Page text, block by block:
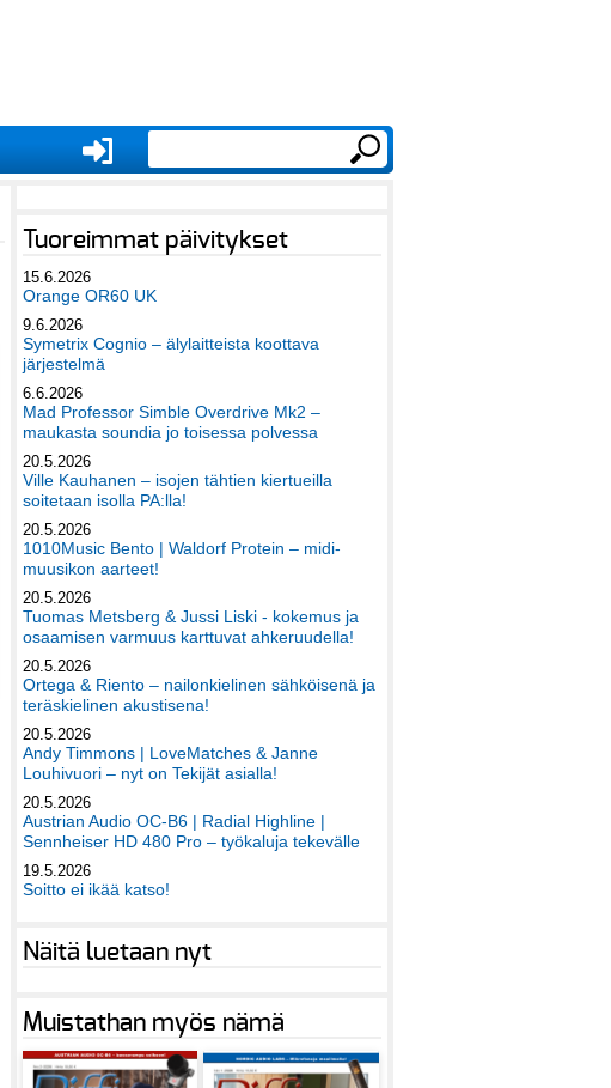
Tuoreimmat päivitykset
15.6.2026
Orange OR60 UK
9.6.2026
Symetrix Cognio – älylaitteista koottava
järjestelmä
6.6.2026
Mad Professor Simble Overdrive Mk2 –
maukasta soundia jo toisessa polvessa
20.5.2026
Ville Kauhanen – isojen tähtien kiertueilla
soitetaan isolla PA:lla!
20.5.2026
1010Music Bento | Waldorf Protein – midi-
muusikon aarteet!
20.5.2026
Tuomas Metsberg & Jussi Liski - kokemus ja
osaamisen varmuus karttuvat ahkeruudella!
20.5.2026
Ortega & Riento – nailonkielinen sähköisenä ja
teräskielinen akustisena!
20.5.2026
Andy Timmons | LoveMatches & Janne
Louhivuori – nyt on Tekijät asialla!
20.5.2026
Austrian Audio OC-B6 | Radial Highline |
Sennheiser HD 480 Pro – työkaluja tekevälle
19.5.2026
Soitto ei ikää katso!
Näitä luetaan nyt
Muistathan myös nämä